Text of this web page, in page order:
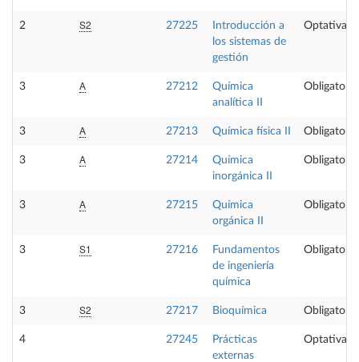
2 S2 27225
Introducción a
los sistemas de
gestión
Optativa
3 A 27212
Química
analítica II
Obligatoria
3 A 27213 Química física II Obligatoria
3 A 27214
Química
inorgánica II
Obligatoria
3 A 27215
Química
orgánica II
Obligatoria
3 S1 27216
Fundamentos
de ingeniería
química
Obligatoria
3 S2 27217 Bioquímica Obligatoria
4 27245
Prácticas
externas
Optativa